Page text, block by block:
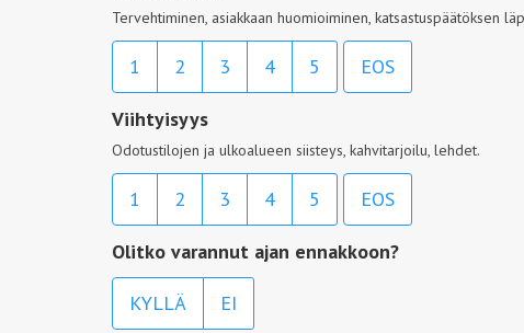
Tervehtiminen, asiakkaan huomioiminen, katsastuspäätöksen
1 2 3 4 5 EOS
Viihtyisyys
Odotustilojen ja ulkoalueen siisteys, kahvitarjoilu, lehdet.
1 2 3 4 5 EOS
Olitko varannut ajan ennakkoon?
KYLLÄ EI